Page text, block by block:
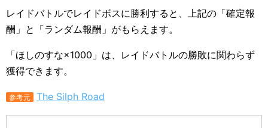
レイドバトルでレイドボスに勝利すると、上記の「確定報
酬」と「ランダム報酬」がもらえます。
「ほしのすな×1000」は、レイドバトルの勝敗に関わらず
獲得できます。
参考元 The Silph Road